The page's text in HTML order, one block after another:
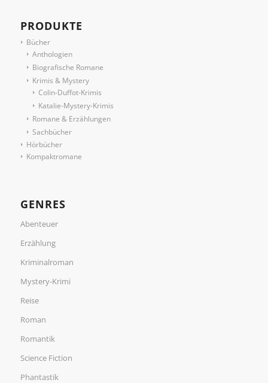
PRODUKTE
Bücher
Anthologien
Biografische Romane
Krimis & Mystery
Colin-Duffot-Krimis
Katalie-Mystery-Krimis
Romane & Erzählungen
Sachbücher
Hörbücher
Kompaktromane
GENRES
Abenteuer
Erzählung
Kriminalroman
Mystery-Krimi
Reise
Roman
Romantik
Science Fiction
Phantastik